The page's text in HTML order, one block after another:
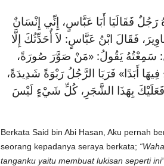
فَقَالَيَا أَبَا عَبَّاسٍ، إِنِّي إِنْسَانٌ
فَقَالَ ابْنُ عَبَّاسٍ: لاَ أُحَدِّثُكَ إِلَّا
سَمِعْتُهُ يَقُولُ: «مَنْ صَوَّرَ صُورَةً،
أَبَدًا» فَرَبَا الرَّجُلُ رَبْوَةً شَدِيدَةً،
فَعَلَيْكَ بِهَذَا الشَّجَرِ، كُلِّ شَيْءٍ لَيْسَ
Berkata Said bin Abi Hasan, Aku pernah
seorang kepadanya seraya berkata;
tanganku yaitu membuat lukisan seperti